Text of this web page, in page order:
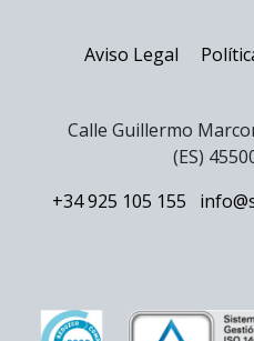
Aviso Legal
Calle Guillermo
(ES)
+34 925 105 155